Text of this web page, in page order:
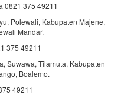
0821 375 49211
Polewali, Kabupaten Majene,
Mandar.
375 49211
Suwawa, Tilamuta, Kabupaten
Boalemo.
49211